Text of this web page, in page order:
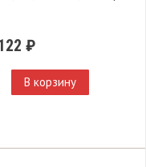
₽
В корзину